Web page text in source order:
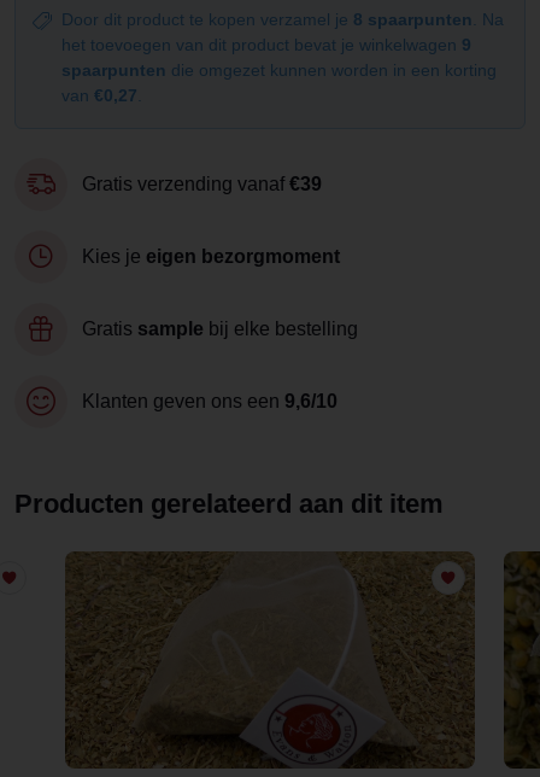
Door dit product te kopen verzamel je 8 spaarpunten
. Na
het toevoegen van dit product bevat je winkelwagen 9
spaarpunten die omgezet kunnen worden in een korting
van €0,27
Gratis verzending vanaf €39
Kies je eigen bezorgmoment
Gratis sample bij elke bestelling
Klanten geven ons een 9,6/10
Producten gerelateerd aan dit item